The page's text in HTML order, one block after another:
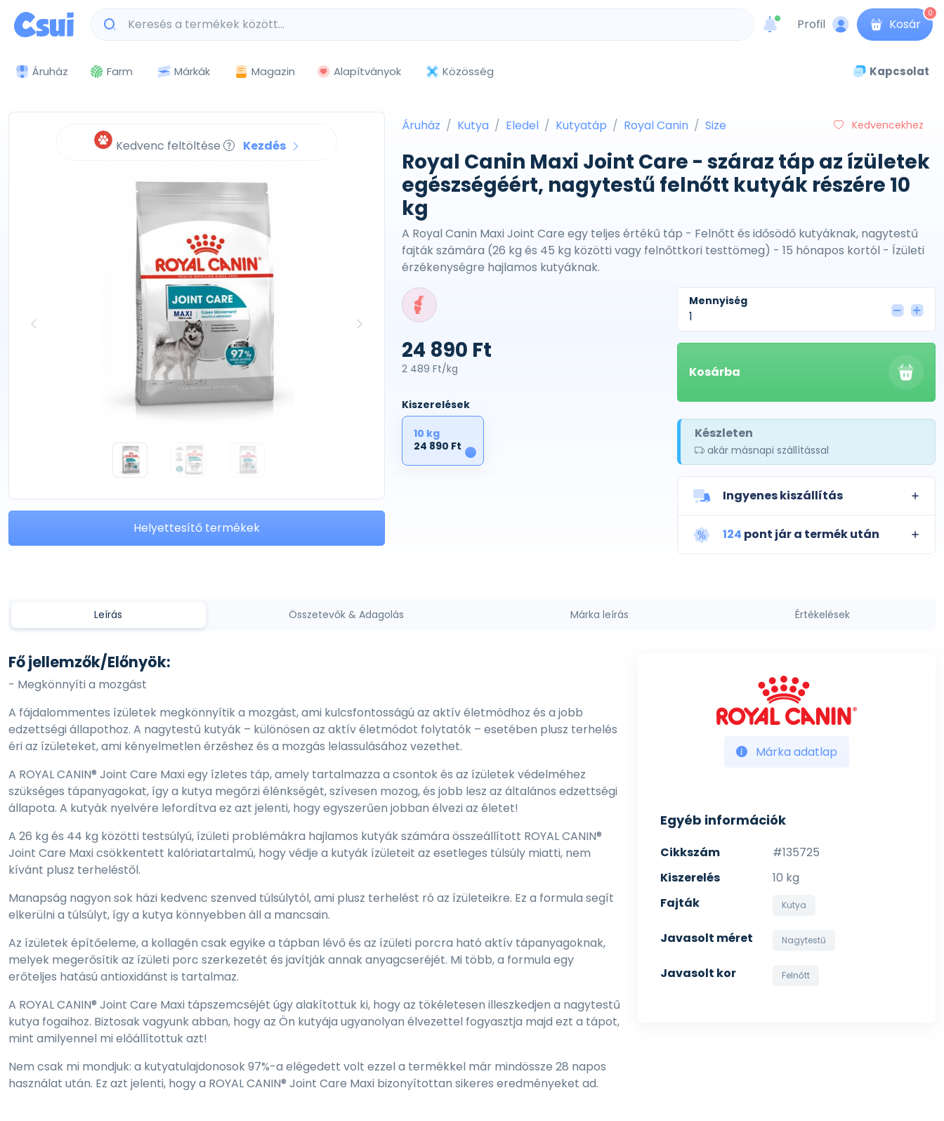
unread messages
Profil Kosár
0
Áruház Farm Márkák Magazin Alapítványok Közösség Kapcsolat
Kedvenc feltöltése Kezdés
Helyettesítő termékek
Áruház Kutya Eledel Kutyatáp Royal Canin Size Kedvencekhez
Royal Canin Maxi Joint Care - száraz táp az ízületek
egészségéért, nagytestű felnőtt kutyák részére 10
kg
A Royal Canin Maxi Joint Care egy teljes értékű táp - Felnőtt és idősödő kutyáknak, nagytestű
fajták számára (26 kg és 45 kg közötti vagy felnőttkori testtömeg) - 15 hónapos kortól - Ízületi
érzékenységre hajlamos kutyáknak.
24 890 Ft
2 489 Ft/kg
Kiszerelések
1
10 kg
24 890 Ft
Mennyiség
Kosárba
Készleten
akár másnapi szállítással
Ingyenes kiszállítás
124 pont jár a termék után
Leírás Összetevők & Adagolás Márka leírás Értékelések
Fő jellemzők/Előnyök:
- Megkönnyíti a mozgást
A fájdalommentes ízületek megkönnyítik a mozgást, ami kulcsfontosságú az aktív életmódhoz és a jobb
edzettségi állapothoz. A nagytestű kutyák – különösen az aktív életmódot folytatók – esetében plusz terhelés
éri az ízületeket, ami kényelmetlen érzéshez és a mozgás lelassulásához vezethet.
A ROYAL CANIN® Joint Care Maxi egy ízletes táp, amely tartalmazza a csontok és az ízületek védelméhez
szükséges tápanyagokat, így a kutya megőrzi élénkségét, szívesen mozog, és jobb lesz az általános edzettségi
állapota. A kutyák nyelvére lefordítva ez azt jelenti, hogy egyszerűen jobban élvezi az életet!
A 26 kg és 44 kg közötti testsúlyú, ízületi problémákra hajlamos kutyák számára összeállított ROYAL CANIN®
Joint Care Maxi csökkentett kalóriatartalmú, hogy védje a kutyák ízületeit az esetleges túlsúly miatti, nem
kívánt plusz terheléstől.
Manapság nagyon sok házi kedvenc szenved túlsúlytól, ami plusz terhelést ró az ízületeikre. Ez a formula segít
elkerülni a túlsúlyt, így a kutya könnyebben áll a mancsain.
Az ízületek építőeleme, a kollagén csak egyike a tápban lévő és az ízületi porcra ható aktív tápanyagoknak,
melyek megerősítik az ízületi porc szerkezetét és javítják annak anyagcseréjét. Mi több, a formula egy
erőteljes hatású antioxidánst is tartalmaz.
A ROYAL CANIN® Joint Care Maxi tápszemcséjét úgy alakítottuk ki, hogy az tökéletesen illeszkedjen a nagytestű
kutya fogaihoz. Biztosak vagyunk abban, hogy az Ön kutyája ugyanolyan élvezettel fogyasztja majd ezt a tápot,
mint amilyennel mi előállítottuk azt!
Nem csak mi mondjuk: a kutyatulajdonosok 97%-a elégedett volt ezzel a termékkel már mindössze 28 napos
használat után. Ez azt jelenti, hogy a ROYAL CANIN® Joint Care Maxi bizonyítottan sikeres eredményeket ad.
Márka adatlap
Egyéb információk
Cikkszám
#135725
Kiszerelés
10 kg
Fajták
Kutya
Javasolt méret Nagytestű
Javasolt kor Felnőtt